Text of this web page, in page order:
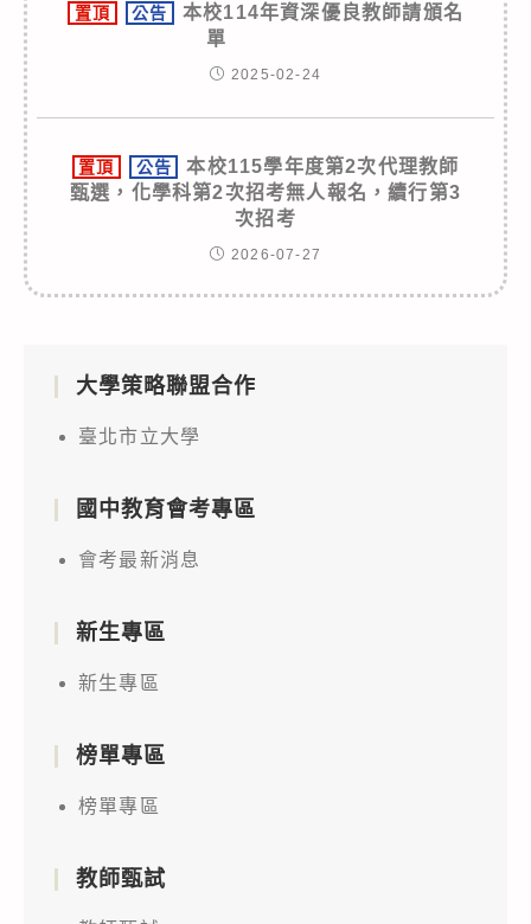
置頂 公告
本校114年資深優良教師請頒名
單
2025-02-24
置頂 公告
本校115學年度第2次代理教師
甄選，化學科第2次招考無人報名，續行第3
次招考
2026-07-27
大學策略聯盟合作
臺北市立大學
國中教育會考專區
會考最新消息
新生專區
新生專區
榜單專區
榜單專區
教師甄試